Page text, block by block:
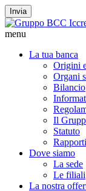
Invia
menu
La tua banca
Origini
Organi
Bilancio
Il
Statuto
Dove siamo
La sede
Le filiali
La nostra